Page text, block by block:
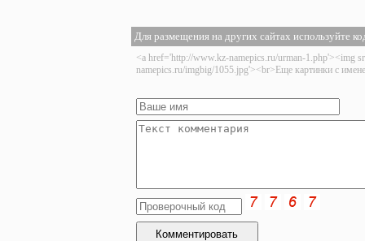
Для размещения на других сайтах используйте
<a href='http://www.kz-namepics.ru/urman-1.php'><img
namepics.ru/imgbig/1055.jpg'><br>Еще картинки с